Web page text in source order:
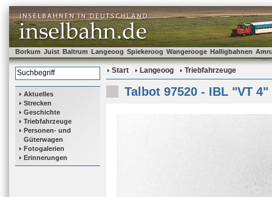
Borkum Juist Baltrum Langeoog Spiekeroog Wangerooge Halligbahnen
Aktuelles
Strecken
Geschichte
Triebfahrzeuge
Personen- und
Güterwagen
Fotogalerien
Erinnerungen
Start Langeoog Triebfahrzeuge
Talbot 97520 - IBL "VT 4"